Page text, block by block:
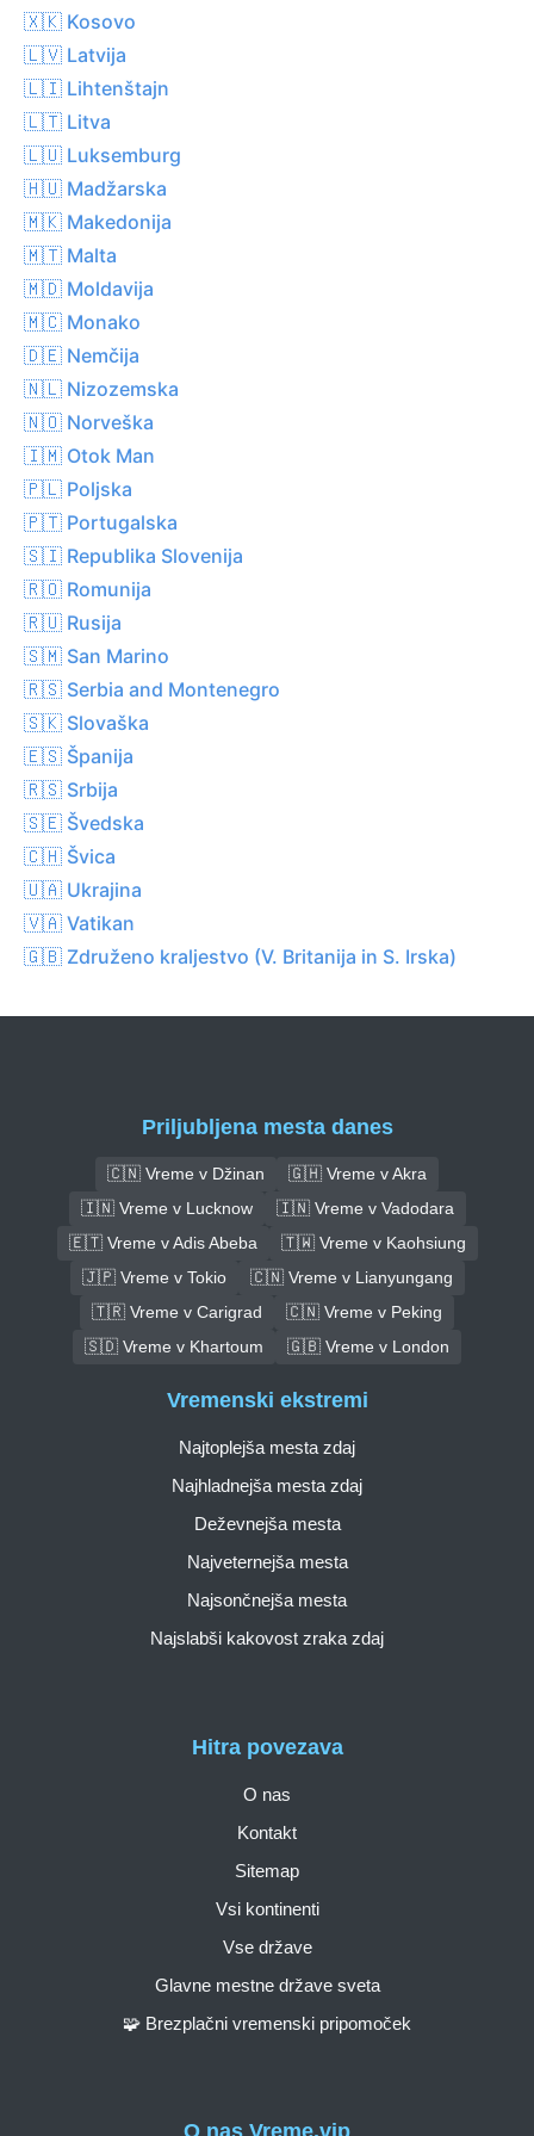
🇽🇰 Kosovo
🇱🇻 Latvija
🇱🇮 Lihtenštajn
🇱🇹 Litva
🇱🇺 Luksemburg
🇭🇺 Madžarska
🇲🇰 Makedonija
🇲🇹 Malta
🇲🇩 Moldavija
🇲🇨 Monako
🇩🇪 Nemčija
🇳🇱 Nizozemska
🇳🇴 Norveška
🇮🇲 Otok Man
🇵🇱 Poljska
🇵🇹 Portugalska
🇸🇮 Republika Slovenija
🇷🇴 Romunija
🇷🇺 Rusija
🇸🇲 San Marino
🇷🇸 Serbia and Montenegro
🇸🇰 Slovaška
🇪🇸 Španija
🇷🇸 Srbija
🇸🇪 Švedska
🇨🇭 Švica
🇺🇦 Ukrajina
🇻🇦 Vatikan
🇬🇧 Združeno kraljestvo (V. Britanija in S. Irska)
Priljubljena mesta danes
🇨🇳 Vreme v Džinan
🇬🇭 Vreme v Akra
🇮🇳 Vreme v Lucknow
🇮🇳 Vreme v Vadodara
🇪🇹 Vreme v Adis Abeba
🇹🇼 Vreme v Kaohsiung
🇯🇵 Vreme v Tokio
🇨🇳 Vreme v Lianyungang
🇹🇷 Vreme v Carigrad
🇨🇳 Vreme v Peking
🇸🇩 Vreme v Khartoum
🇬🇧 Vreme v London
Hitra povezava
O nas
Kontakt
Sitemap
Vsi kontinenti
Vse države
Glavne mestne države sveta
🧩 Brezplačni vremenski pripomoček
Vremenski ekstremi
Najtoplejša mesta zdaj
Najhladnejša mesta zdaj
Deževnejša mesta
Najveternejša mesta
Najsončnejša mesta
Najslabši kakovost zraka zdaj